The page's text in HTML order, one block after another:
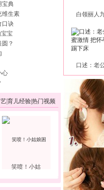
宝典
维生素
口诀
宝
？
心
育儿经验热门视频
笑喷！小姑
白领丽人
口述：老